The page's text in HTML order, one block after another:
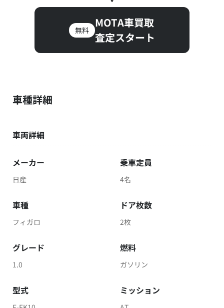
無料
MOTA車買取
査定スタート
車種詳細
車両詳細
メーカー
日産
乗車定員
4名
車種
フィガロ
ドア枚数
2枚
グレード
1.0
燃料
ガソリン
型式 ミッション